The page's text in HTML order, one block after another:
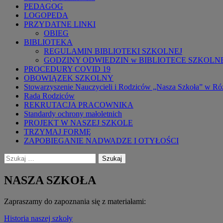
PEDAGOG
LOGOPEDA
PRZYDATNE LINKI
OBIEG
BIBLIOTEKA
REGULAMIN BIBLIOTEKI SZKOLNEJ
GODZINY ODWIEDZIN w BIBLIOTECE
PROCEDURY COVID 19
OBOWIĄZEK SZKOLNY
Stowarzyszenie Nauczycieli i Rodziców „Nasza Szkoła” w
Rada Rodziców
REKRUTACJA PRACOWNIKA
Standardy ochrony małoletnich
PROJEKT W NASZEJ SZKOLE
TRZYMAJ FORMĘ
ZAPOBIEGANIE NADWADZE I OTYŁOŚCI
Szukaj:
NASZA SZKOŁA
Zapraszamy do zapoznania się z materiałami:
Historia naszej szkoły